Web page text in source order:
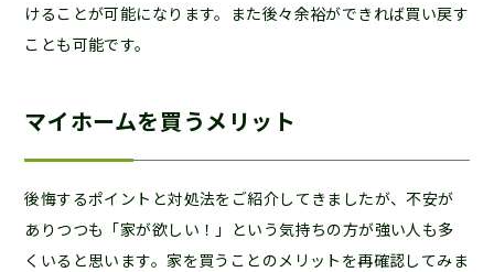
けることが可能になります。また後々余裕ができれば買い戻す
ことも可能です。
マイホームを買うメリット
後悔するポイントと対処法をご紹介してきましたが、不安が
ありつつも「家が欲しい！」という気持ちの方が強い人も多
くいると思います。家を買うことのメリットを再確認してみま